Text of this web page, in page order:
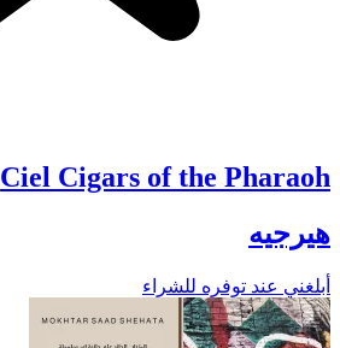
Ciel Cigars of the Pharaoh
هيرجيه
أبلغني عند توفره للشراء